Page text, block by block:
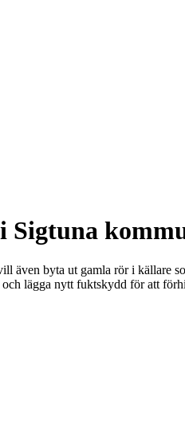
Sigtuna
även byta ut gamla rör i källare
lägga nytt fuktskydd för att